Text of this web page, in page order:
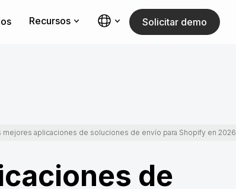
Recursos Solicitar demo
mejores aplicaciones de soluciones de envío para Shopify en 2026
de